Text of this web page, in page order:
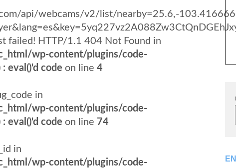
api/webcams/v2/list/nearby=25.6,-
failed! HTTP/1.1 404 Not Found in
wp-content/plugins/code-
eval()'d code on line 4
in
wp-content/plugins/code-
eval()'d code on line 74
in
wp-content/plugins/code-